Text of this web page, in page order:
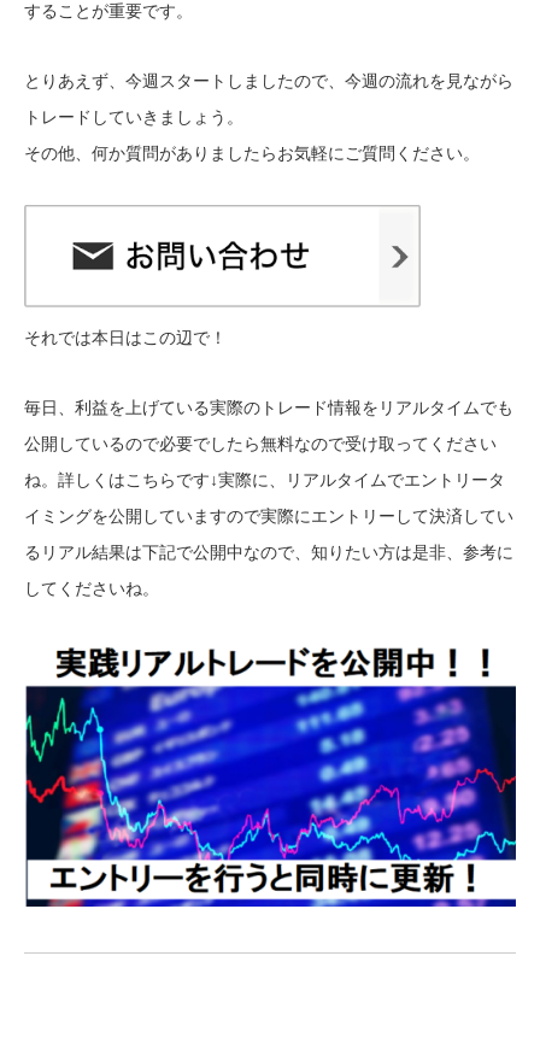
することが重要です。
とりあえず、今週スタートしましたので、今週の流れを見ながら
トレードしていきましょう。
その他、何か質問がありましたらお気軽にご質問ください。
それでは本日はこの辺で！
毎日、利益を上げている実際のトレード情報をリアルタイムでも
公開しているので必要でしたら無料なので受け取ってください
ね。詳しくはこちらです↓実際に、リアルタイムでエントリータ
イミングを公開していますので実際にエントリーして決済してい
るリアル結果は下記で公開中なので、知りたい方は是非、参考に
してくださいね。